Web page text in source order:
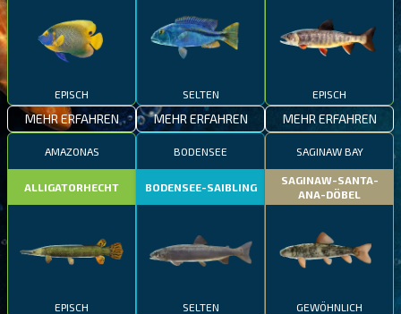
EPISCH
MEHR ERFAHREN
SELTEN
MEHR ERFAHREN
EPISCH
MEHR ERFAHREN
AMAZONAS
ALLIGATORHECHT
EPISCH
BODENSEE
BODENSEE-SAIBLING
SELTEN
SAGINAW BAY
SAGINAW-SANTA-
ANA-DÖBEL
GEWÖHNLICH